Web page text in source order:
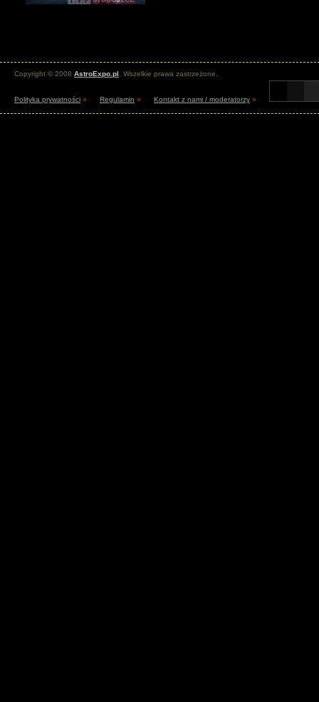
Copyright © 2008 AstroExpo.pl . Wszelkie prawa zastrzeżone.
Polityka prywatności » Regulamin » Kontakt z nami / moderatorzy »